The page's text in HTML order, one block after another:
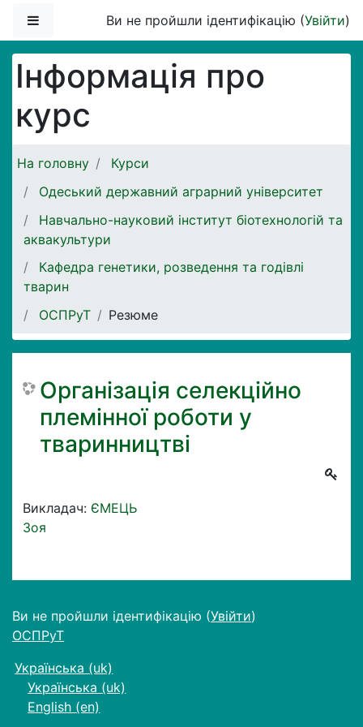
Бокова панельВи не пройшли ідентифікацію (Увійти)
Інформація про
курс
На головну
Курси
Одеський державний аграрний університет
Навчально-науковий інститут біотехнологій та
аквакультури
Кафедра генетики, розведення та годівлі
тварин
ОСПРуТ
Резюме
Організація селекційно
племінної роботи у
тваринництві
Викладач: ЄМЕЦЬ
Зоя
Ви не пройшли ідентифікацію (Увійти)
ОСПРуТ
Українська ‎(uk)‎
Українська ‎(uk)‎
English ‎(en)‎